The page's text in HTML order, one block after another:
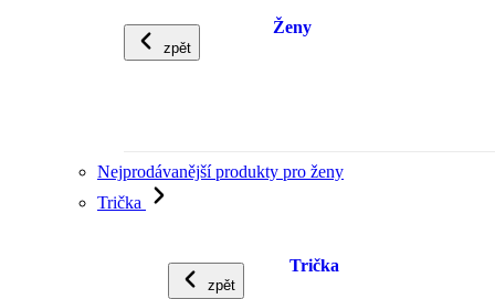
zpět
Ženy
Nejprodávanější produkty pro ženy
Trička
zpět
Trička